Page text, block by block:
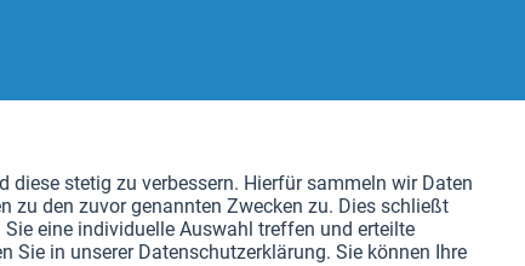
Aktiv
diese stetig zu verbessern. Hierfür sammeln wir Daten
zu den zuvor genannten Zwecken zu. Dies schließt
eine individuelle Auswahl treffen und erteilte
in unserer Datenschutzerklärung. Sie können Ihre